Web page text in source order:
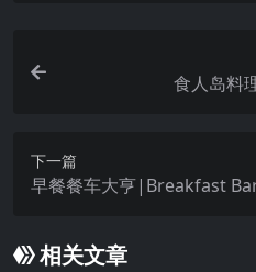
食人岛料
下一篇
早餐餐车大亨|Breakfast
相关文章